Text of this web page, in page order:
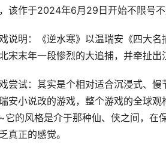
该作于2024年6月29日开始不限号不
说明：《逆水寒》以温瑞安《四大
宋末年一段惨烈的大追捕，并牵扯
尝试：其实是个相对适合沉浸式、
安小说改的游戏，整个游戏的全球
它的风格是介于那种仙、侠之间，在
真正的感觉。